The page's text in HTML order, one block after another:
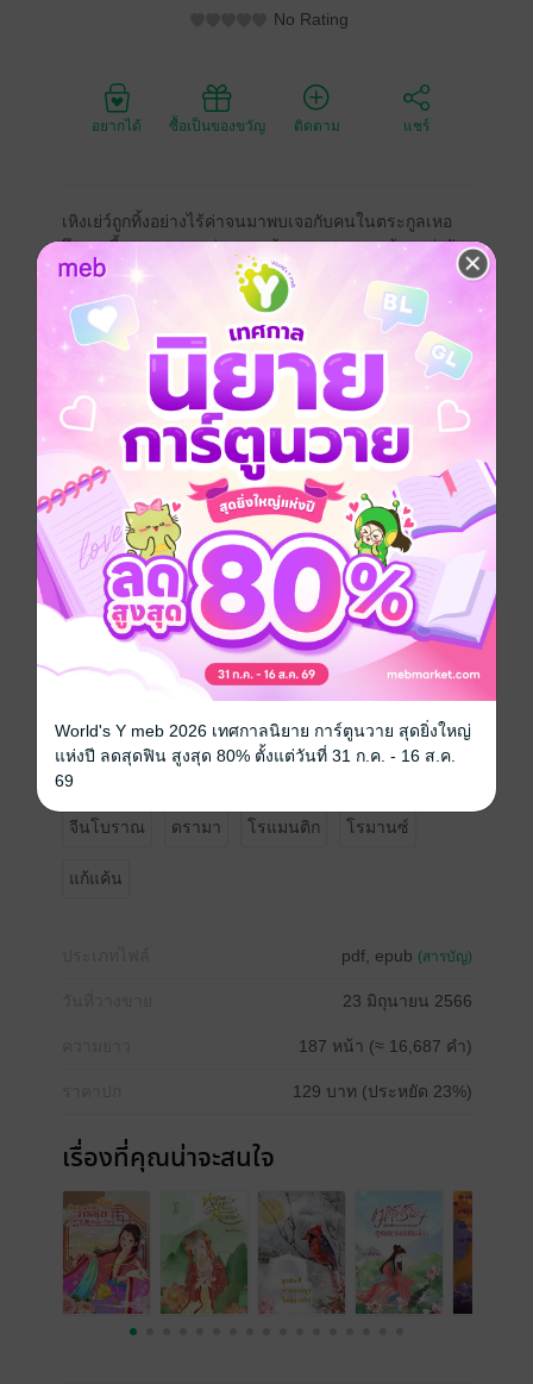
No Rating
อยากได้ ซื้อเป็นของขวัญ ติดตาม แชร์
เหิงเย่ว์ถูกทิ้งอย่างไร้ค่าจนมาพบเจอกับคนในตระกูลเหอ
จึงชุบเลี้ยงนางหากแต่บุญคุณต้องทดแทน นางต้องแต่งกับ
แม่ทัพหนิงหลงแทนคุณหนูเข่อซิงที่มีคนรักอยู่แล้ว เพื่อตระ
กูลเลี่ยกับตระกูลเหอและบัญชาของฮ่องเต้
แม่ทัพหนิงหลงที่แต่งกับเหิงเย่ว์กลับไม่เคยเข้าใจใน
ฮูหยินตน แต่กลับปากร้ายจนนางคิดหนี เขาหอบเอาความ
โมโหมาพูดจากับทหารคนสนิทอย่างหัวเสียว่า
"แต่ทุกอย่างที่ข้าพูดข้าล้วนพูดความจริง นางเองก็ต่ำต้อย
จริงๆเหตุใดจึงต้องคิดโกรธข้าเช่นนี้?"
"ท่านแม่ทัพขอรับ ฮูหยินเกิดมาเช่นไรย่อมรู้ซึ้งแก่ใจ ถึง
ท่านแม่ทัพไม่บอก ฮูหยินก็รู้เองได้ว่าตนต่ำต้อยในชาติ
ตระกูลเพียงใด
ยิ่งท่านแม่ทัพตอกย้ำ ย่อมแสดงให้ฮูหยินรู้อย่างชัดแจ้งแก่
ใจ"
"หือ?"
"การหลีกหนีคนที่ตนรัก เพราะถูกบอกว่าตนนั้นต่ำต้อย
หากไม่เพราะรักมากแล้ว จะเป็นเพราะสิ่งใดได้อีกหรือ
ขอรับ?"
สามีปากร้ายถึงปานนี้จะอยู่ด้วยกันได้อย่างไร?
เหิงเย่ว์ต้องตัดสินใจในการจบปัญหานี้กับสามีตน นางจะ
หนีหรือว่ายังอยู่ที่จวนแม่ทัพ ย่อมไม่มีใครตัดสินใจแทนได้
นอกจากตัวของนางเอง
จีนโบราณ ดรามา โรแมนติก โรมานซ์
แก้แค้น
pdf, epub (สารบัญ)
23 มิถุนายน 2566
187 หน้า (≈ 16,687 คำ)
129 บาท (ประหยัด 23%)
เรื่องที่คุณน่าจะสนใจ
World's Y meb 2026 เทศกาลนิยาย การ์ตูนวาย สุดยิ่งใหญ่
แห่งปี ลดสุดฟิน สูงสุด 80% ตั้งแต่วันที่ 31 ก.ค. - 16 ส.ค.
69